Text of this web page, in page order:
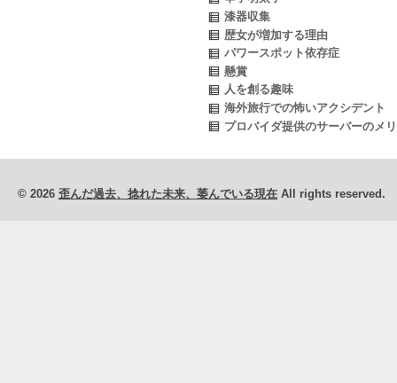
漆器収集
歴女が増加する理由
パワースポット依存症
懸賞
人を創る趣味
海外旅行での怖いアクシデント
プロバイダ提供のサーバーのメ
© 2026 歪んだ過去、捻れた未来、萎んでいる現在 All rights reserved.